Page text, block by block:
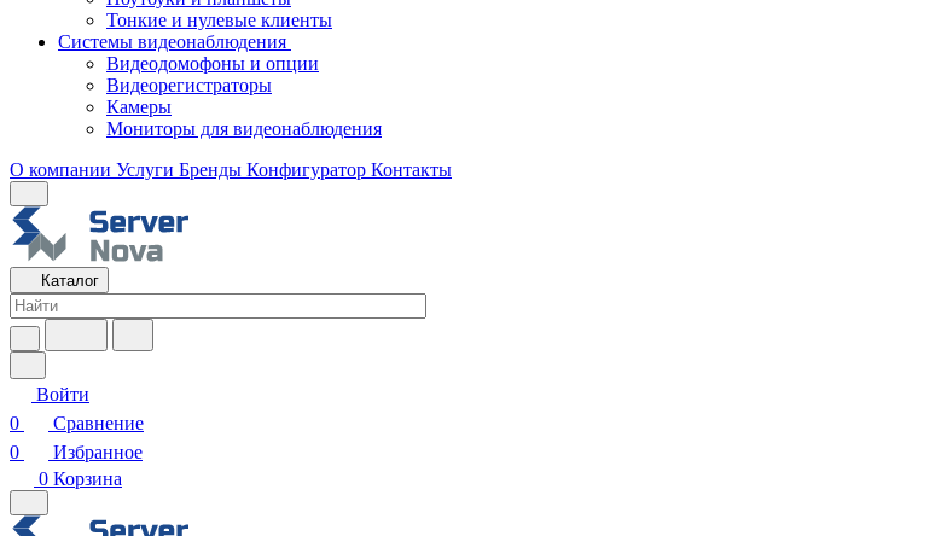
Тонкие и нулевые клиенты
Системы видеонаблюдения
Видеодомофоны и опции
Видеорегистраторы
Камеры
Мониторы для видеонаблюдения
О компании Услуги Бренды Конфигуратор Контакты
Каталог
Войти
0
Сравнение
0
Избранное
0 Корзина